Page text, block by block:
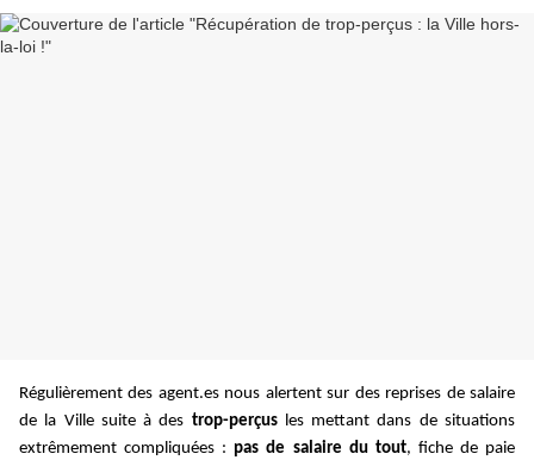
Régulièrement des agent.es nous alertent sur des reprises de salaire
de la Ville suite à des trop-perçusles mettant dans de situations
extrêmement compliquées :pas de salaire du tout, fiche de paie